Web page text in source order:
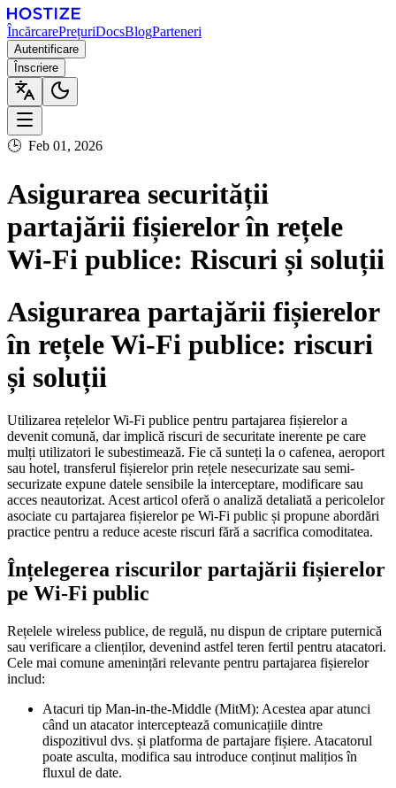
ÎncărcarePrețuriDocsBlogParteneri
Autentificare
Înscriere
🕒 Feb 01, 2026
Asigurarea securității
partajării fișierelor în rețele
Wi-Fi publice: Riscuri și soluții
Asigurarea partajării fișierelor
în rețele Wi-Fi publice: riscuri
și soluții
Utilizarea rețelelor Wi-Fi publice pentru partajarea fișierelor a
devenit comună, dar implică riscuri de securitate inerente pe care
mulți utilizatori le subestimează. Fie că sunteți la o cafenea, aeroport
sau hotel, transferul fișierelor prin rețele nesecurizate sau semi-
securizate expune datele sensibile la interceptare, modificare sau
acces neautorizat. Acest articol oferă o analiză detaliată a pericolelor
asociate cu partajarea fișierelor pe Wi-Fi public și propune abordări
practice pentru a reduce aceste riscuri fără a sacrifica comoditatea.
Înțelegerea riscurilor partajării fișierelor
pe Wi-Fi public
Rețelele wireless publice, de regulă, nu dispun de criptare puternică
sau verificare a clienților, devenind astfel teren fertil pentru atacatori.
Cele mai comune amenințări relevante pentru partajarea fișierelor
includ:
Atacuri tip Man-in-the-Middle (MitM): Acestea apar atunci
când un atacator interceptează comunicațiile dintre
dispozitivul dvs. și platforma de partajare fișiere. Atacatorul
poate asculta, modifica sau introduce conținut malițios în
fluxul de date.